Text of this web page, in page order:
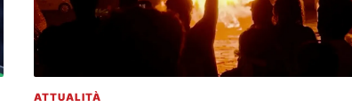
ATTUALITÀ